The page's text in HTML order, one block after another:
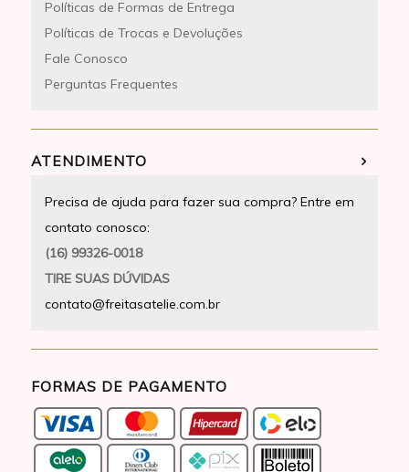
Políticas de Formas de Entrega
Políticas de Trocas e Devoluções
Fale Conosco
Perguntas Frequentes
ATENDIMENTO
Precisa de ajuda para fazer sua compra? Entre em
contato conosco:
(16) 99326-0018
TIRE SUAS DÚVIDAS
contato@freitasatelie.com.br
FORMAS DE PAGAMENTO